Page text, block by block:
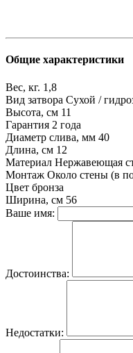
Общие характеристики
Вес, кг. 1,8
Вид затвора Сухой /
Высота, см 11
Гарантия 2 года
Диаметр слива, мм 40
Длина, см 12
Материал Нержавеющая
Монтаж Около стены (в
Цвет бронза
Ширина, см 56
Ваше имя:
Достоинства:
Недостатки: